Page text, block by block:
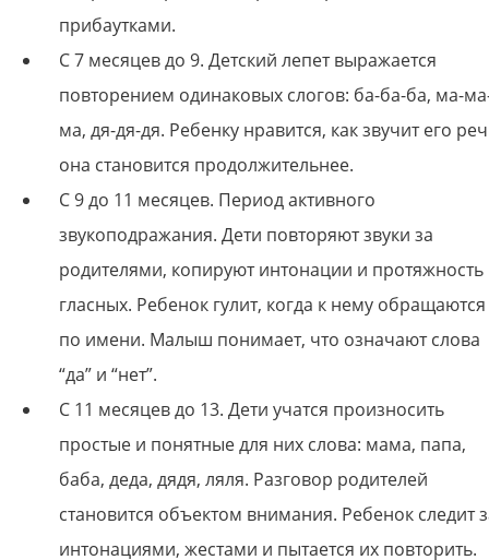
прибаутками.
С 7 месяцев до 9. Детский лепет выражается
повторением одинаковых слогов: ба-ба-ба, ма-
ма, дя-дя-дя. Ребенку нравится, как звучит его
она становится продолжительнее.
С 9 до 11 месяцев. Период активного
звукоподражания. Дети повторяют звуки за
родителями, копируют интонации и протяжность
гласных. Ребенок гулит, когда к нему обращаются
по имени. Малыш понимает, что означают слова
“да” и “нет”.
С 11 месяцев до 13. Дети учатся произносить
простые и понятные для них слова: мама, папа,
баба, деда, дядя, ляля. Разговор родителей
становится объектом внимания. Ребенок следит
интонациями, жестами и пытается их повторить.